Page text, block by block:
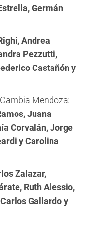
Germán
Andrea
Pezzutti,
Castañón y
Mendoza:
Juana
Corvalán, Jorge
y Carolina
Zalazar,
Ruth Alessio,
Gallardo y